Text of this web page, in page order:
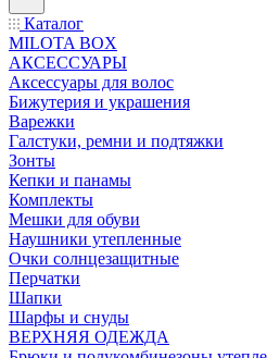
Каталог
MILOTA BOX
АКСЕССУАРЫ
Аксессуары для волос
Бижутерия и украшения
Варежки
Галстуки, ремни и подтяжки
Зонты
Кепки и панамы
Комплекты
Мешки для обуви
Наушники утепленные
Очки солнцезащитные
Перчатки
Шапки
Шарфы и снуды
ВЕРХНЯЯ ОДЕЖДА